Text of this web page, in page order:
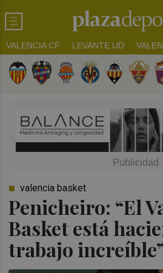
VALENCIA CF LEVANTE UD
Penicheiro: “El
Basket está
trabajo
valencia basket